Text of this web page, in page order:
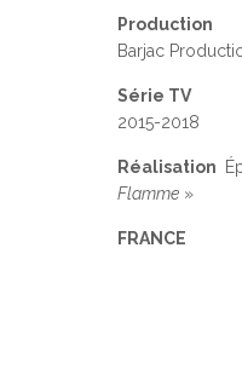
Production
Barjac
Série TV
2015-2018
Réalisation
Flamme »
FRANCE